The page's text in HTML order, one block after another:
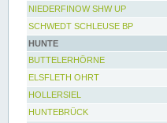
NIEDERFINOW SHW UP
SCHWEDT SCHLEUSE BP
HUNTE
BUTTELERHÖRNE
ELSFLETH OHRT
HOLLERSIEL
HUNTEBRÜCK